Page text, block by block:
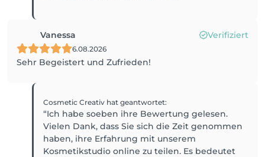
Vanessa Verifiziert
6.08.2026
Sehr Begeistert und Zufrieden!
Cosmetic Creativ hat geantwortet:
“Ich habe soeben ihre Bewertung gelesen.
Vielen Dank, dass Sie sich die Zeit genommen
haben, ihre Erfahrung mit unserem
Kosmetikstudio online zu teilen. Es bedeutet